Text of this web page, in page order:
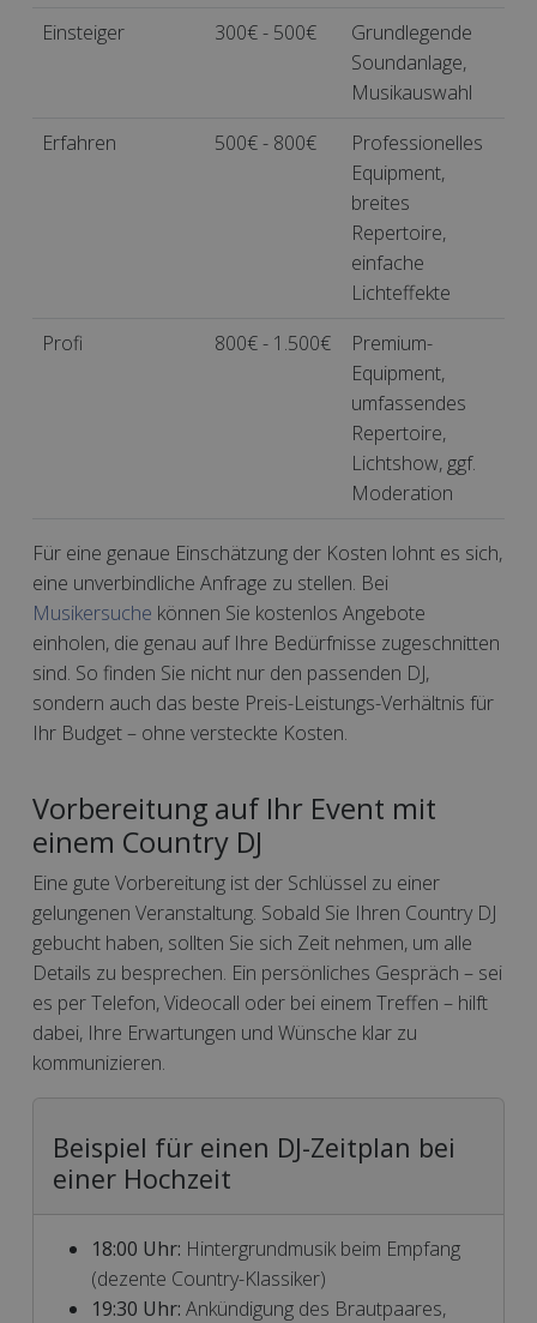
Einsteiger
300€ - 500€
Grundlegende
Soundanlage,
Musikauswahl
Erfahren
500€ - 800€
Professionelles
Equipment,
breites
Repertoire,
einfache
Lichteffekte
Profi
800€ - 1.500€
Premium-
Equipment,
umfassendes
Repertoire,
Lichtshow, ggf.
Moderation
Für eine genaue Einschätzung der Kosten lohnt es sich,
eine unverbindliche Anfrage zu stellen. Bei
Musikersuche können Sie kostenlos Angebote
einholen, die genau auf Ihre Bedürfnisse zugeschnitten
sind. So finden Sie nicht nur den passenden DJ,
sondern auch das beste Preis-Leistungs-Verhältnis für
Ihr Budget – ohne versteckte Kosten.
Vorbereitung auf Ihr Event mit
einem Country DJ
Eine gute Vorbereitung ist der Schlüssel zu einer
gelungenen Veranstaltung. Sobald Sie Ihren Country DJ
gebucht haben, sollten Sie sich Zeit nehmen, um alle
Details zu besprechen. Ein persönliches Gespräch – sei
es per Telefon, Videocall oder bei einem Treffen – hilft
dabei, Ihre Erwartungen und Wünsche klar zu
kommunizieren.
Beispiel für einen DJ-Zeitplan bei
einer Hochzeit
18:00 Uhr: Hintergrundmusik beim Empfang
(dezente Country-Klassiker)
19:30 Uhr: Ankündigung des Brautpaares,